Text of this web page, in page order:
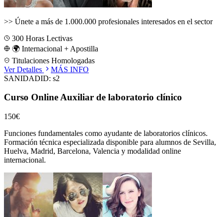
>> Únete a más de 1.000.000 profesionales interesados en el sector
300 Horas Lectivas
🌍 Internacional + Apostilla
Titulaciones Homologadas
Ver Detalles
MÁS INFO
SANIDADID: s2
Curso Online Auxiliar de laboratorio clínico
150€
Funciones fundamentales como ayudante de laboratorios clínicos.
Formación técnica especializada disponible para alumnos de Sevilla,
Huelva, Madrid, Barcelona, Valencia y modalidad online
internacional.